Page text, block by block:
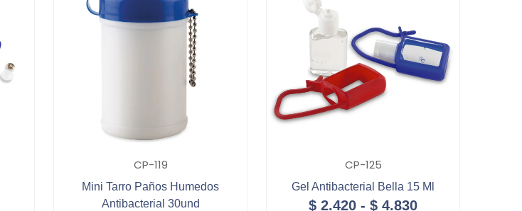
CP-119
Mini Tarro Paños Humedos
Antibacterial 30und
CP-125
Gel Antibacterial Bella 15 Ml
$ 2.420 - $ 4.830